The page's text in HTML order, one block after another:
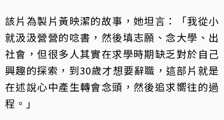
該片為製片黃映潔的故事，她坦言：「我從小
就汲汲營營的唸書，然後填志願、念大學、出
社會，但很多人其實在求學時期缺乏對於自己
興趣的探索，到30歲才想要辭職，這部片就是
在述說心中產生轉會念頭，然後追求嚮往的過
程。」